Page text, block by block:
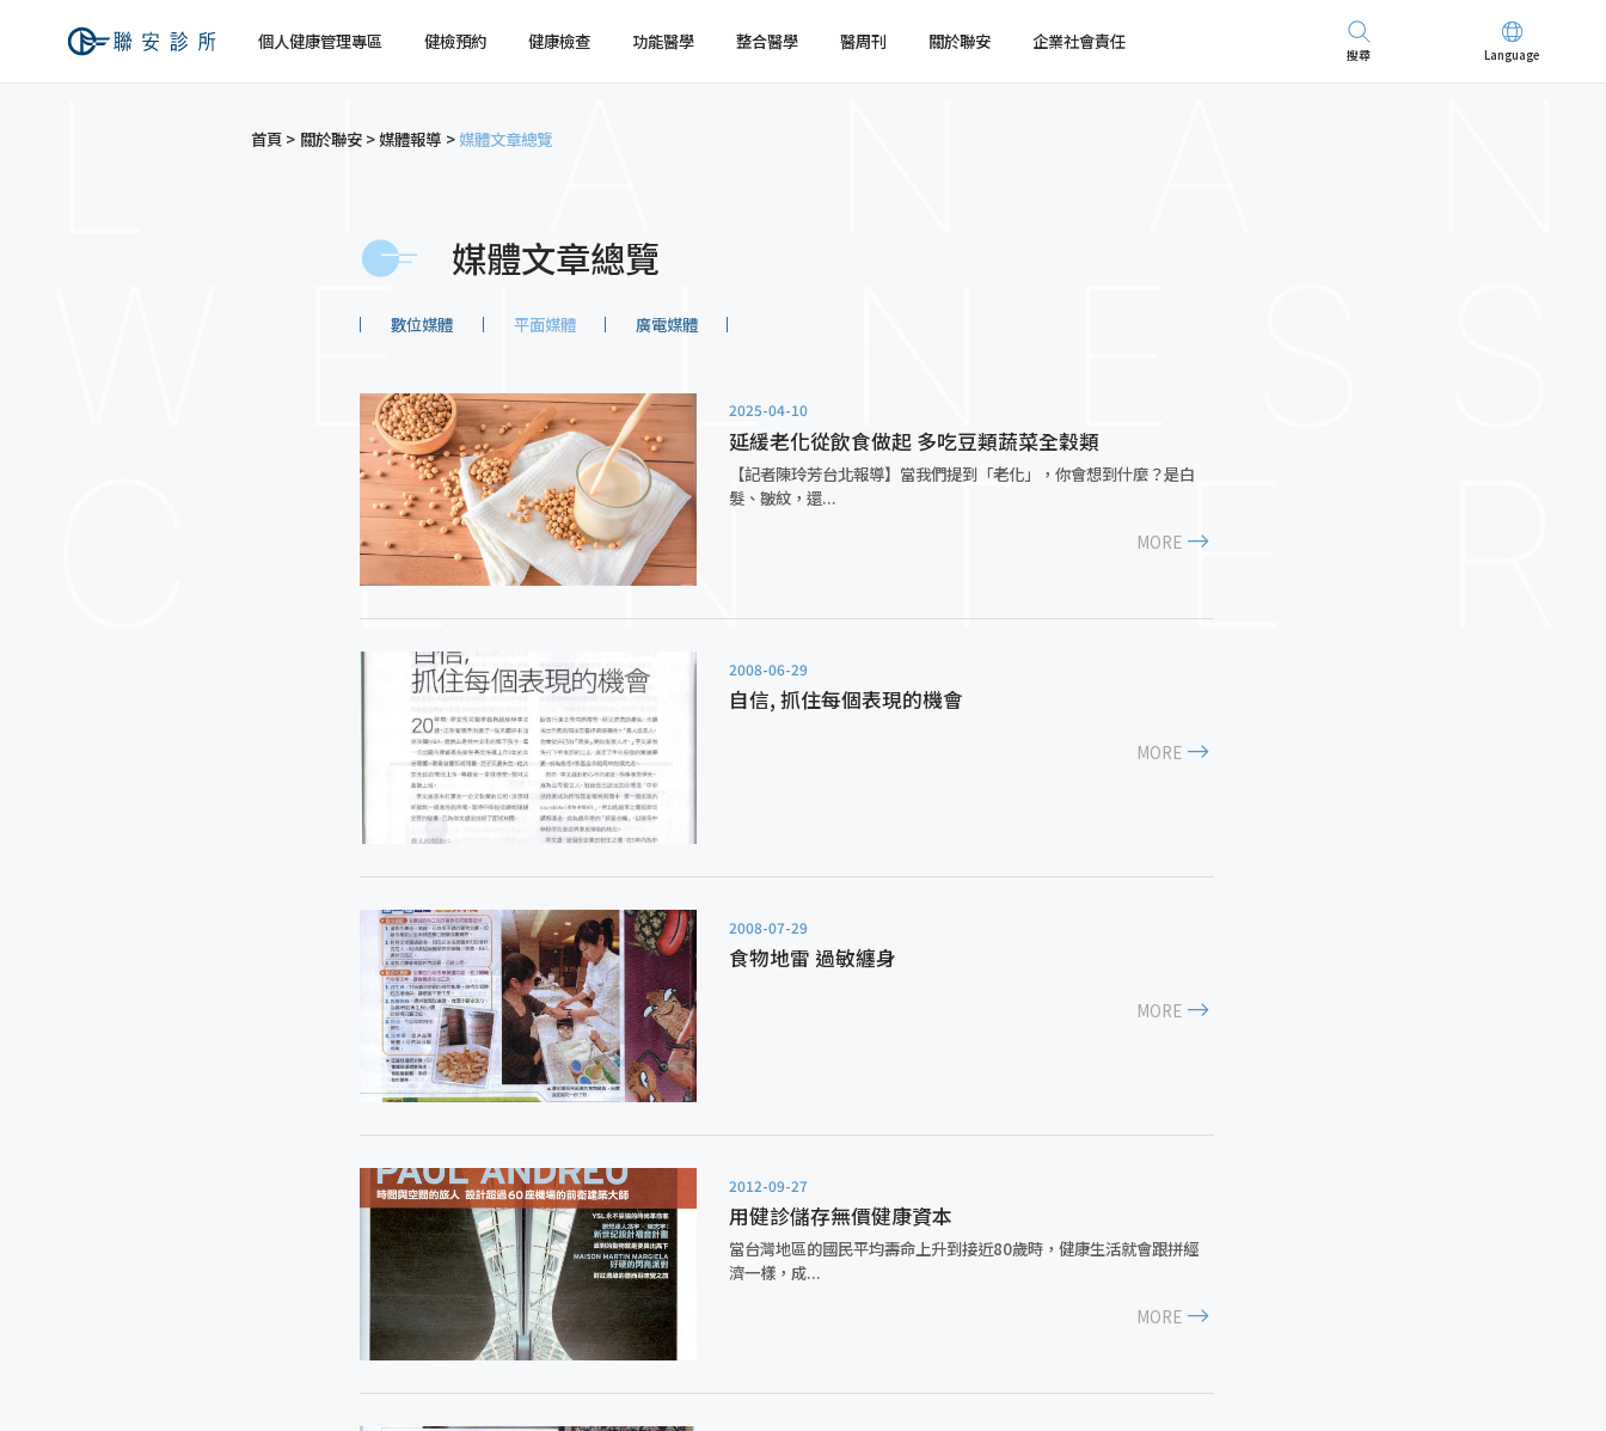
個人健康管理專區 健檢預約
健檢預約 個人健檢預約
健康檢查
健康檢查 個人健檢服務
功能醫學 整合醫學 醫周刊 關於聯安
關於聯安 經營理念
企業社會責任
搜尋 Language
首頁 關於聯安 媒體報導 媒體文章總覽
媒體文章總覽
數位媒體 平面媒體 廣電媒體
2025-04-10
延緩老化從飲食做起 多吃豆類蔬菜全穀類
【記者陳玲芳台北報導】當我們提到「老化」，你會想到什麼？是白
髮、皺紋，還...
MORE
2008-06-29
自信, 抓住每個表現的機會
MORE
2008-07-29
食物地雷 過敏纏身
MORE
2012-09-27
用健診儲存無價健康資本
當台灣地區的國民平均壽命上升到接近80歲時，健康生活就會跟拼經
濟一樣，成...
MORE